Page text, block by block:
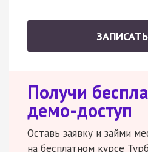
Получи
демо-доступ
Оставь заявку и займи
на бесплатном курсе